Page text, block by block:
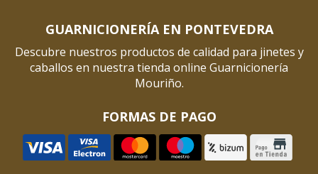
GUARNICIONERÍA EN PONTEVEDRA
Descubre nuestros productos de calidad para jinetes y
caballos en nuestra tienda online Guarnicionería
Mouriño.
FORMAS DE PAGO